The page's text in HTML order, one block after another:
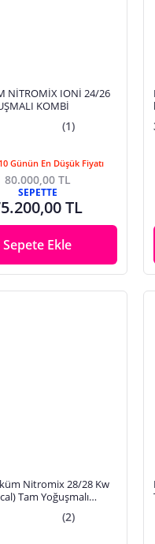
NİTROMİX IONİ 24/26
KOMBİ
(1)
Günün En Düşük Fiyatı
80.000,00 TL
SEPETTE
TL
Sepete Ekle
Nitromix 28/28 Kw
Tam Yoğuşmalı
(2)